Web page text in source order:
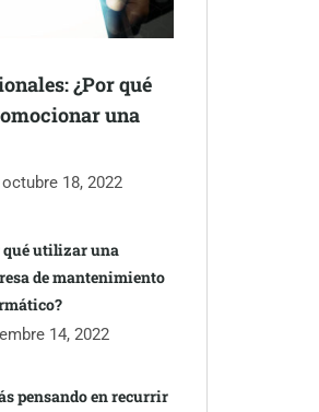
¿Por qué
una
octubre 18, 2022
qué utilizar una
de mantenimiento
14, 2022
pensando en recurrir